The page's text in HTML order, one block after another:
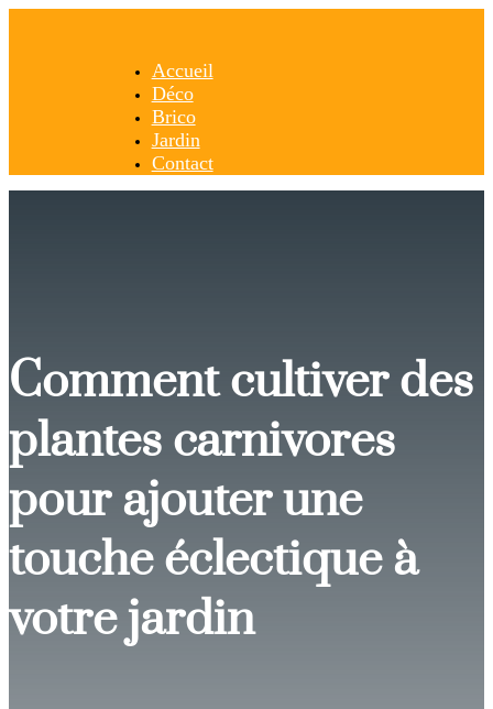
Accueil
Déco
Brico
Jardin
Contact
Comment cultiver des
plantes carnivores
pour ajouter une
touche éclectique à
votre jardin